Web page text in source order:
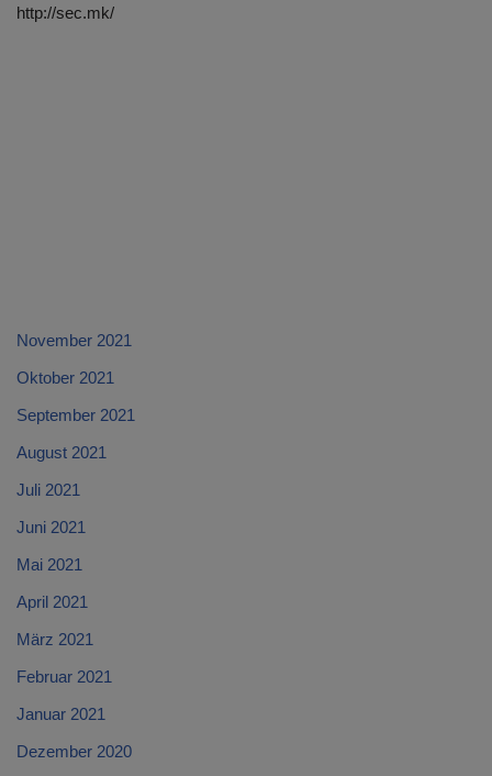
http://sec.mk/
November 2021
Oktober 2021
September 2021
August 2021
Juli 2021
Juni 2021
Mai 2021
April 2021
März 2021
Februar 2021
Januar 2021
Dezember 2020